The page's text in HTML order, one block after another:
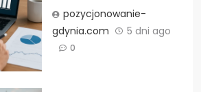
pozycjonowanie-
gdynia.com
5 dni ago
0